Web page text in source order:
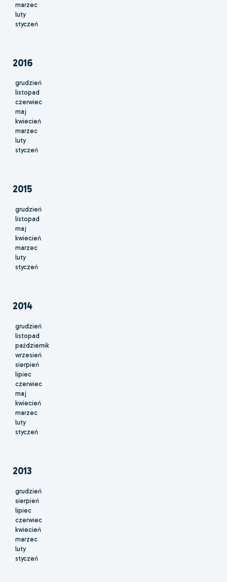
marzec
luty
styczeń
2016
grudzień
listopad
czerwiec
maj
kwiecień
marzec
luty
styczeń
2015
grudzień
listopad
maj
kwiecień
marzec
luty
styczeń
2014
grudzień
listopad
październik
wrzesień
sierpień
lipiec
czerwiec
maj
kwiecień
marzec
luty
styczeń
2013
grudzień
sierpień
lipiec
czerwiec
kwiecień
marzec
luty
styczeń